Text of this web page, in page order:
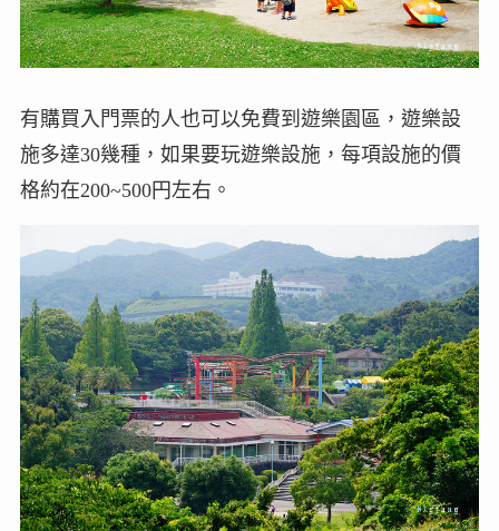
有購買入門票的人也可以免費到遊樂園區，遊樂設
施多達30幾種，如果要玩遊樂設施，每項設施的價
格約在200~500円左右。